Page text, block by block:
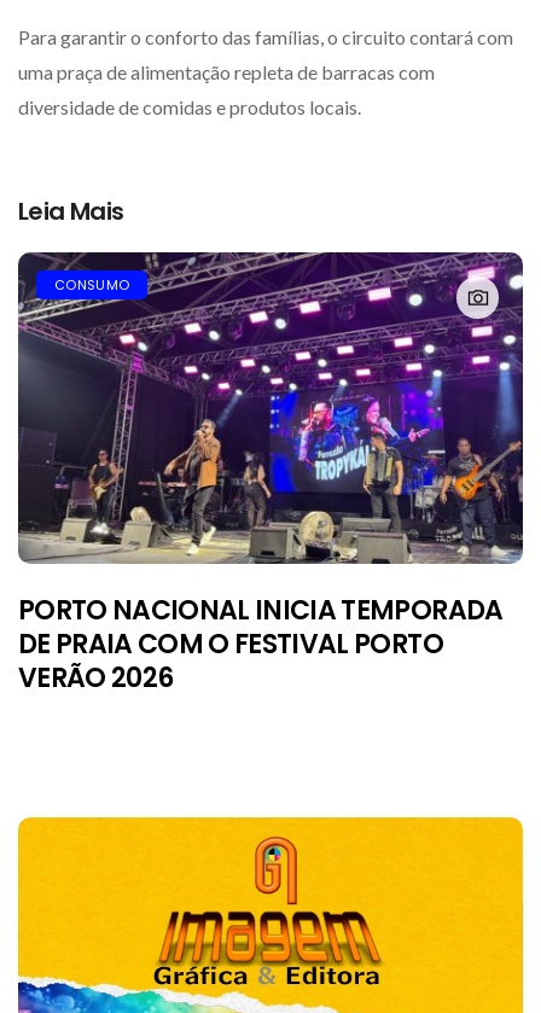
Para garantir o conforto das famílias, o circuito contará com
uma praça de alimentação repleta de barracas com
diversidade de comidas e produtos locais.
Leia Mais
CONSUMO
PORTO NACIONAL INICIA TEMPORADA
DE PRAIA COM O FESTIVAL PORTO
VERÃO 2026